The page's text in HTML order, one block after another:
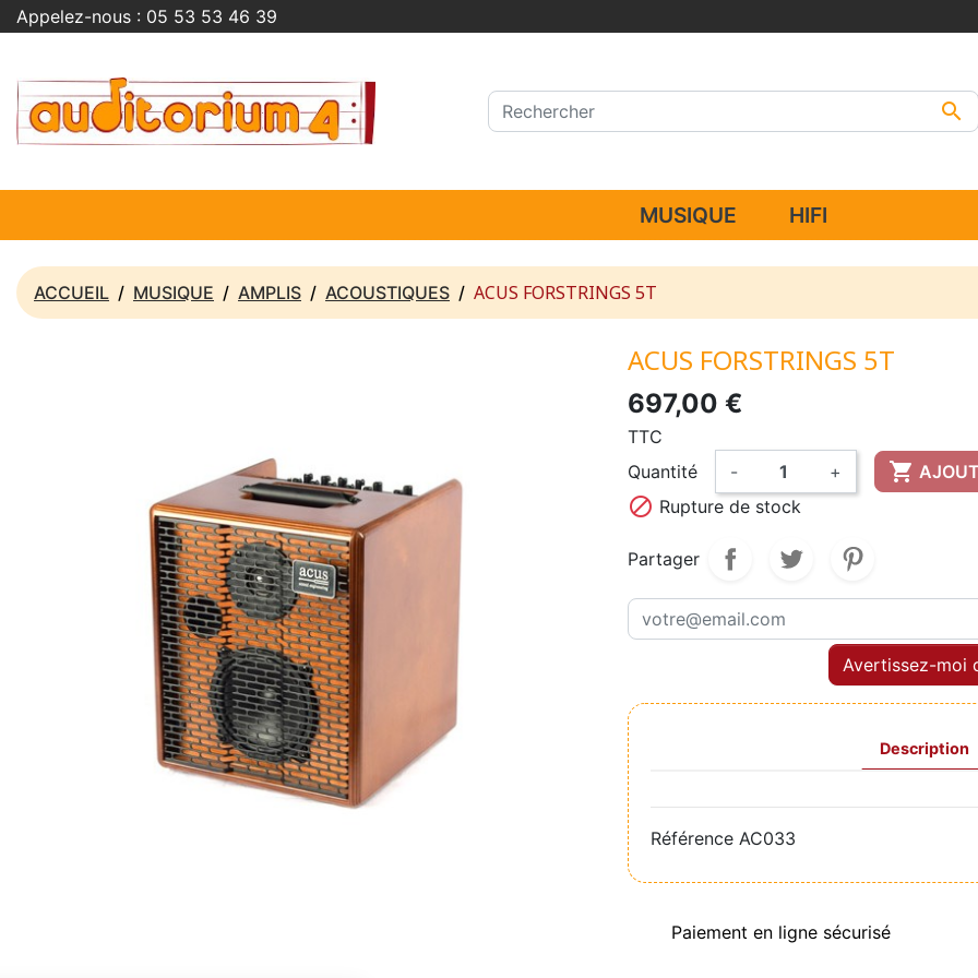
Appelez-nous : 05 53 53 46 39

MUSIQUE HIFI
ACCUEIL MUSIQUE AMPLIS ACOUSTIQUES ACUS FORSTRINGS 5T
ACUS FORSTRINGS 5T
697,00 €
TTC
Quantité
- + 
 Rupture de stock
Partager
Avertissez-moi
Description
Référence AC033
Paiement en ligne sécurisé